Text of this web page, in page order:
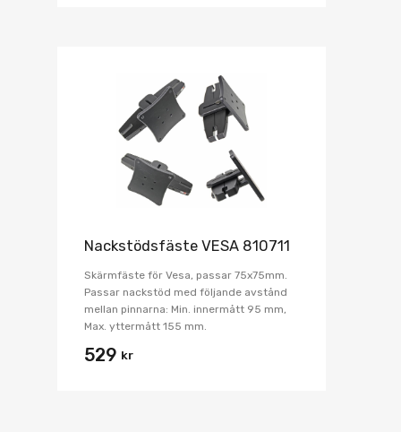
Nackstödsfäste VESA 810711
Skärmfäste för Vesa, passar 75x75mm.
Passar nackstöd med följande avstånd
mellan pinnarna: Min. innermått 95 mm,
Max. yttermått 155 mm.
529 kr